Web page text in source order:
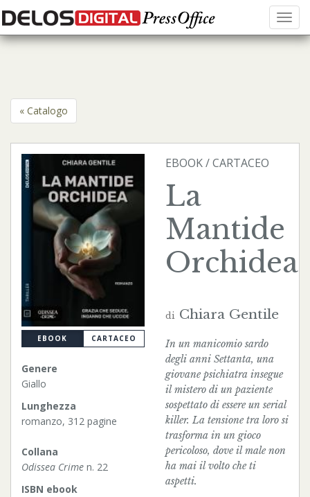
Menu
« Catalogo
EBOOK CARTACEO
Genere
Giallo
Lunghezza
romanzo, 312 pagine
Collana
Odissea Crime n. 22
ISBN ebook
EBOOK/CARTACEO
La
Mantide
Orchidea
di Chiara Gentile
In un manicomio sardo
degli anni Settanta, una
giovane psichiatra insegue
il mistero di un paziente
sospettato di essere un serial
killer. La tensione tra loro si
trasforma in un gioco
pericoloso, dove il male non
ha mai il volto che ti
aspetti.